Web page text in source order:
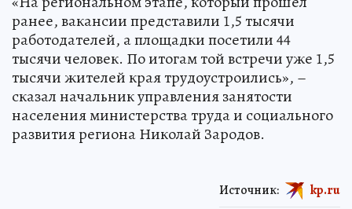
ранее, вакансии представили 1,5 тысячи
работодателей, а площадки посетили 44
тысячи человек. По итогам той встречи уже 1,5
тысячи жителей края трудоустроились», –
сказал начальник управления занятости
населения министерства труда и социального
развития региона Николай Зародов.
Источник: kp.ru